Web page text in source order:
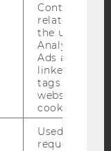
WEBSEITE
MEDIA
Contains
related
the user. If
Analytics and
Ads accounts
linked, the
tags on the
website read
cookie.
Used to
request rate.